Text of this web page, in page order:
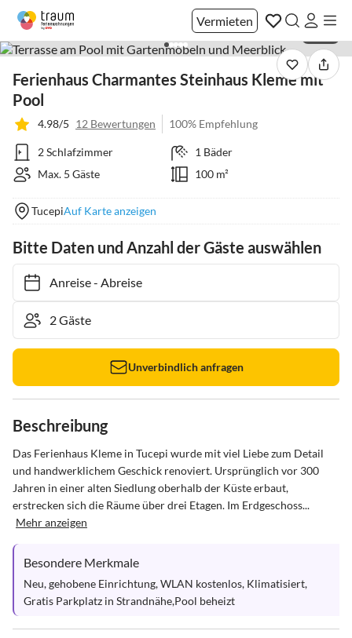
Vermieten
Ferienhaus Charmantes Steinhaus Kleme mit
Pool
4.98/5 12 Bewertungen 100% Empfehlung
2 Schlafzimmer
1 Bäder
Max. 5 Gäste
100 m²
TucepiAuf Karte anzeigen
Bitte Daten und Anzahl der Gäste auswählen
Anreise- Abreise
Unverbindlich anfragen
Beschreibung
Das Ferienhaus Kleme in Tucepi wurde mit viel Liebe zum Detail
und handwerklichem Geschick renoviert. Ursprünglich vor 300
Jahren in einer alten Siedlung oberhalb der Küste erbaut,
erstrecken sich die Räume über drei Etagen. Im Erdgeschoss...
Mehr anzeigen
Besondere Merkmale
Neu, gehobene Einrichtung, WLAN kostenlos, Klimatisiert,
Gratis Parkplatz in Strandnähe,Pool beheizt